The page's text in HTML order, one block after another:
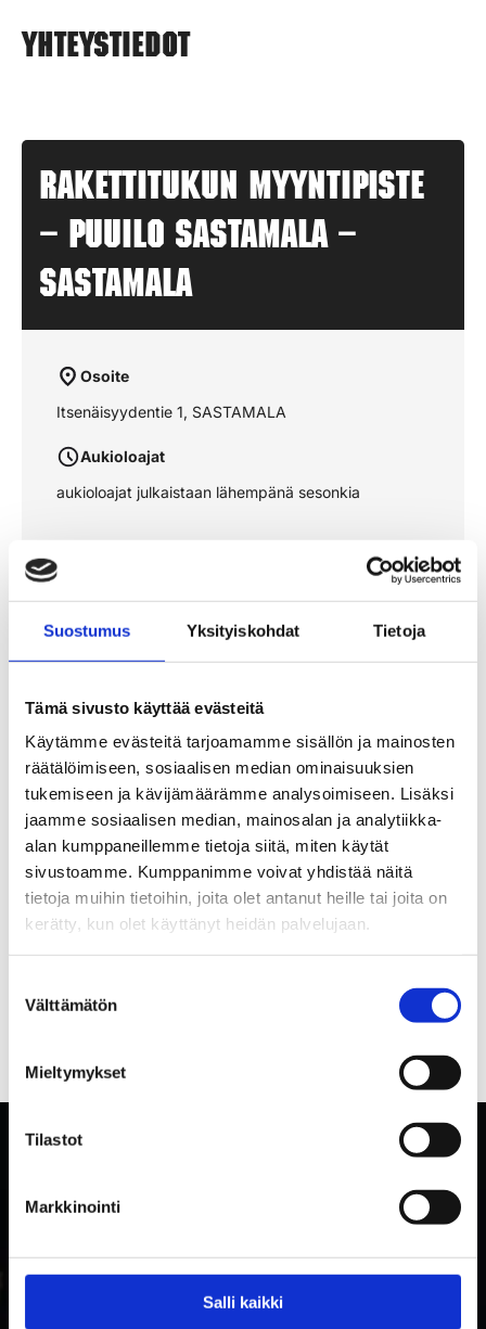
Suostumus Yksityiskohdat Tietoja
Tämä sivusto käyttää evästeitä
Käytämme evästeitä tarjoamamme sisällön ja mainosten
räätälöimiseen, sosiaalisen median ominaisuuksien
tukemiseen ja kävijämäärämme analysoimiseen. Lisäksi
jaamme sosiaalisen median, mainosalan ja analytiikka-
alan kumppaneillemme tietoja siitä, miten käytät
sivustoamme. Kumppanimme voivat yhdistää näitä
tietoja muihin tietoihin, joita olet antanut heille tai joita on
kerätty, kun olet käyttänyt heidän palvelujaan.
valinta
Välttämätön
Mieltymykset
Tilastot
Markkinointi
Salli kaikki
Yhteystiedot
Rakettitukun myyntipiste
– PUUILO SASTAMALA –
SASTAMALA
Osoite
Itsenäisyydentie 1, SASTAMALA
Aukioloajat
aukioloajat julkaistaan lähempänä sesonkia